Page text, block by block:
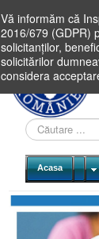
Vă informăm că
2016/679 (GDPR)
solicitanților,
solicitărilor
considera
Cauta
in
site
Acasa